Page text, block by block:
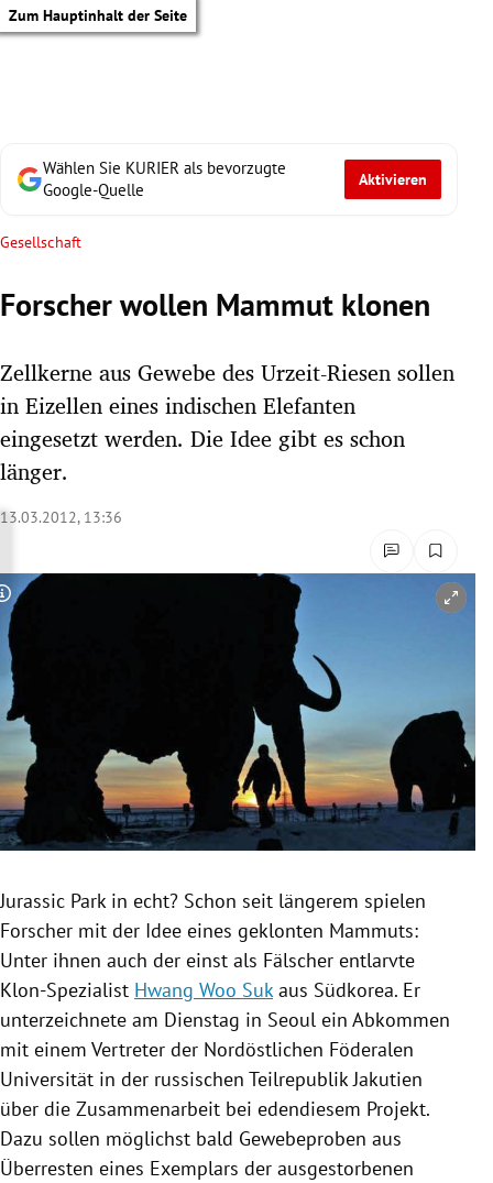
Zum Hauptinhalt der Seite
Untermenü
Untermenü
Untermenü
Untermenü
Untermenü
Untermenü
Untermenü
Untermenü
Untermenü
Wählen Sie KURIER als bevorzugte
Google-Quelle
Aktivieren
Gesellschaft
Forscher wollen Mammut klonen
Zellkerne aus Gewebe des Urzeit-Riesen sollen
in Eizellen eines indischen Elefanten
eingesetzt werden. Die Idee gibt es schon
länger.
13.03.2012, 13:36
Copyright-Hinweis öffnen/schließen
Jurassic Park in echt? Schon seit längerem spielen
Forscher mit der Idee eines geklonten Mammuts:
Unter ihnen auch der einst als Fälscher entlarvte
Klon-Spezialist Hwang Woo Sukaus Südkorea. Er
unterzeichnete am Dienstag in Seoul ein Abkommen
mit einem Vertreter der Nordöstlichen Föderalen
Universität in der russischen TeilrepublikJakutien
über die Zusammenarbeit bei edendiesem Projekt.
Dazu sollen möglichst bald Gewebeproben aus
Überresten eines Exemplars der ausgestorbenen